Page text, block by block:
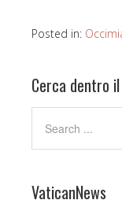
Posted in:
Cerca dentro
VaticanNews